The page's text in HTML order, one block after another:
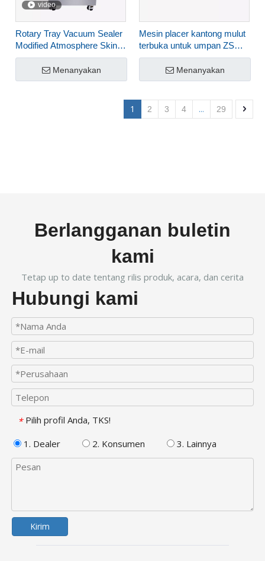
video
Rotary Tray Vacuum Sealer
Modified Atmosphere Skin
Packaging Machine Untuk
Makanan HVT-450R-4S
Menanyakan
Mesin placer kantong mulut
terbuka untuk umpan ZSG-
1000G+FBK-332C
Menanyakan
1 2 3 4 ... 29
Berlangganan buletin
kami
Tetap up to date tentang rilis produk, acara, dan cerita
Hubungi kami
* Pilih profil Anda, TKS!
1. Dealer
2. Konsumen 3. Lainnya
Kirim